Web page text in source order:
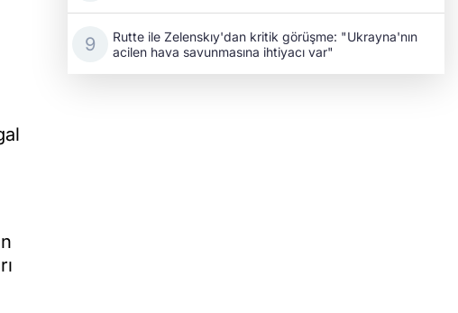
Rutte ile Zelenskıy'dan kritik görüşme: "Ukrayna'nın
acilen hava savunmasına ihtiyacı var"